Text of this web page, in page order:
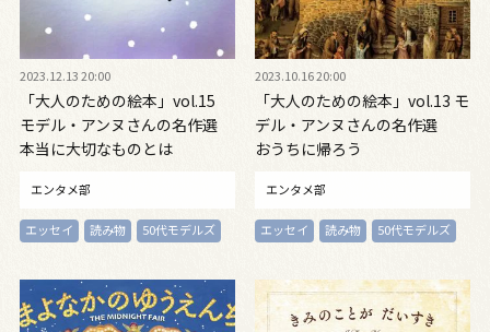
2023.12.13 20:00
「大人のための絵本」vol.15
モデル・アンヌさんの名作選
本当に大切なものとは
エンタメ部
エッセイ 読み物 50代モデルズ
2023.10.16 20:00
「大人のための絵本」vol.13 モ
デル・アンヌさんの名作選
おうちに帰ろう
エンタメ部
エッセイ 読み物 50代モデルズ